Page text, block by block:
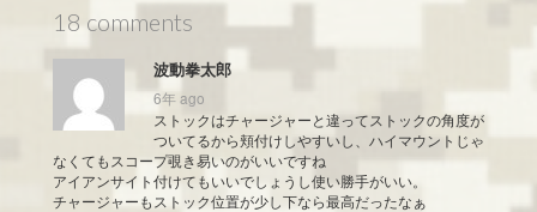
18 comments
波動拳太郎
6年 ago
ストックはチャージャーと違ってストックの角度が
ついてるから頬付けしやすいし、ハイマウントじゃ
なくてもスコープ覗き易いのがいいですね
アイアンサイト付けてもいいでしょうし使い勝手がいい。
チャージャーもストック位置が少し下なら最高だったなぁ